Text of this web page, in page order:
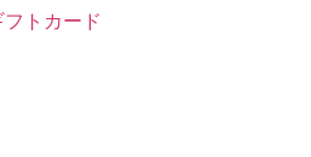
トカード